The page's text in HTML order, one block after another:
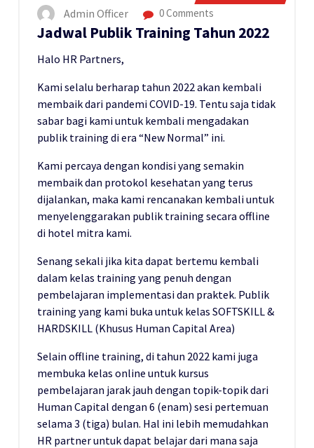
Admin Officer 0 Comments
Jadwal Publik Training Tahun 2022
Halo HR Partners,
Kami selalu berharap tahun 2022 akan kembali
membaik dari pandemi COVID-19. Tentu saja tidak
sabar bagi kami untuk kembali mengadakan
publik training di era “New Normal” ini.
Kami percaya dengan kondisi yang semakin
membaik dan protokol kesehatan yang terus
dijalankan, maka kami rencanakan kembali untuk
menyelenggarakan publik training secara offline
di hotel mitra kami.
Senang sekali jika kita dapat bertemu kembali
dalam kelas training yang penuh dengan
pembelajaran implementasi dan praktek. Publik
training yang kami buka untuk kelas SOFTSKILL &
HARDSKILL (Khusus Human Capital Area)
Selain offline training, di tahun 2022 kami juga
membuka kelas online untuk kursus
pembelajaran jarak jauh dengan topik-topik dari
Human Capital dengan 6 (enam) sesi pertemuan
selama 3 (tiga) bulan. Hal ini lebih memudahkan
HR partner untuk dapat belajar dari mana saja